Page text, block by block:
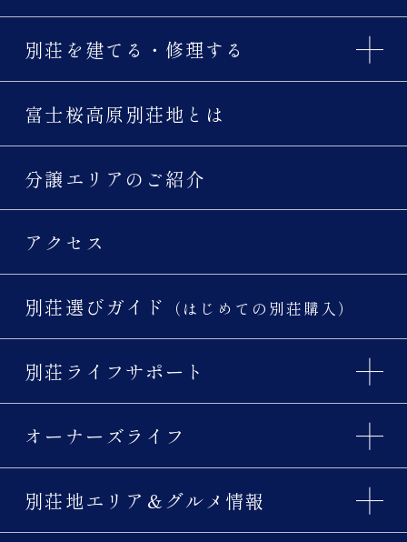
別荘を建てる・修理する
富士桜高原別荘地とは
分譲エリアのご紹介
アクセス
別荘選びガイド （はじめての別荘購入）
別荘ライフサポート
オーナーズライフ
別荘地エリア＆グルメ情報